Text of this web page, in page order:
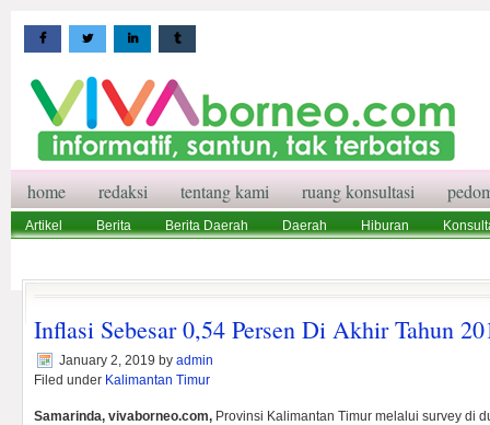
home redaksi tentang kami ruang konsultasi
Artikel Berita Berita Daerah Daerah Hiburan
Inflasi Sebesar 0,54 Persen Di Akhir Tahun
January 2, 2019 by admin
Filed under Kalimantan Timur
Samarinda, vivaborneo.com, Provinsi Kalimantan Timur melalui survey di